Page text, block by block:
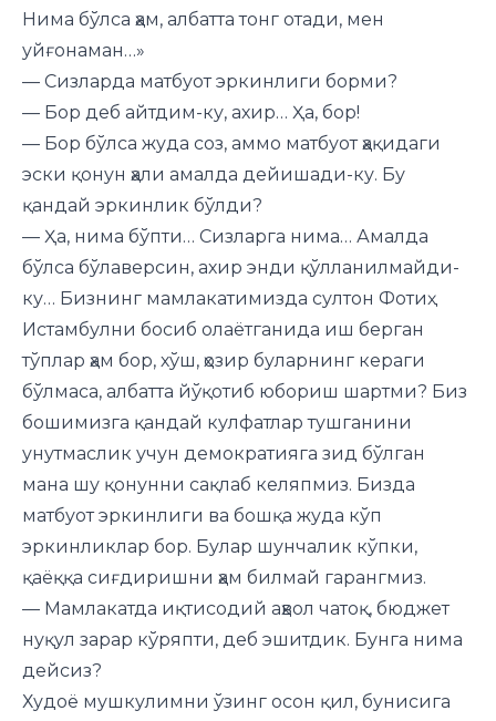
Нима бўлса ҳам, албатта тонг отади, мен
уйғонаман…»
— Сизларда матбуот эркинлиги борми?
— Бор деб айтдим-ку, ахир… Ҳа, бор!
— Бор бўлса жуда соз, аммо матбуот ҳақидаги
эски қонун ҳали амалда дейишади-ку. Бу
қандай эркинлик бўлди?
— Ҳа, нима бўпти… Сизларга нима… Амалда
бўлса бўлаверсин, ахир энди қўлланилмайди-
ку… Бизнинг мамлакатимизда султон Фотиҳ
Истамбулни босиб олаётганида иш берган
тўплар ҳам бор, хўш, ҳозир буларнинг кераги
бўлмаса, албатта йўқотиб юбориш шартми? Биз
бошимизга қандай кулфатлар тушганини
унутмаслик учун демократияга зид бўлган
мана шу қонунни сақлаб келяпмиз. Бизда
матбуот эркинлиги ва бошқа жуда кўп
эркинликлар бор. Булар шунчалик кўпки,
қаёққа сиғдиришни ҳам билмай гарангмиз.
— Мамлакатда иқтисодий аҳвол чатоқ, бюджет
нуқул зарар кўряпти, деб эшитдик. Бунга нима
дейсиз?
Худоё мушкулимни ўзинг осон қил, бунисига